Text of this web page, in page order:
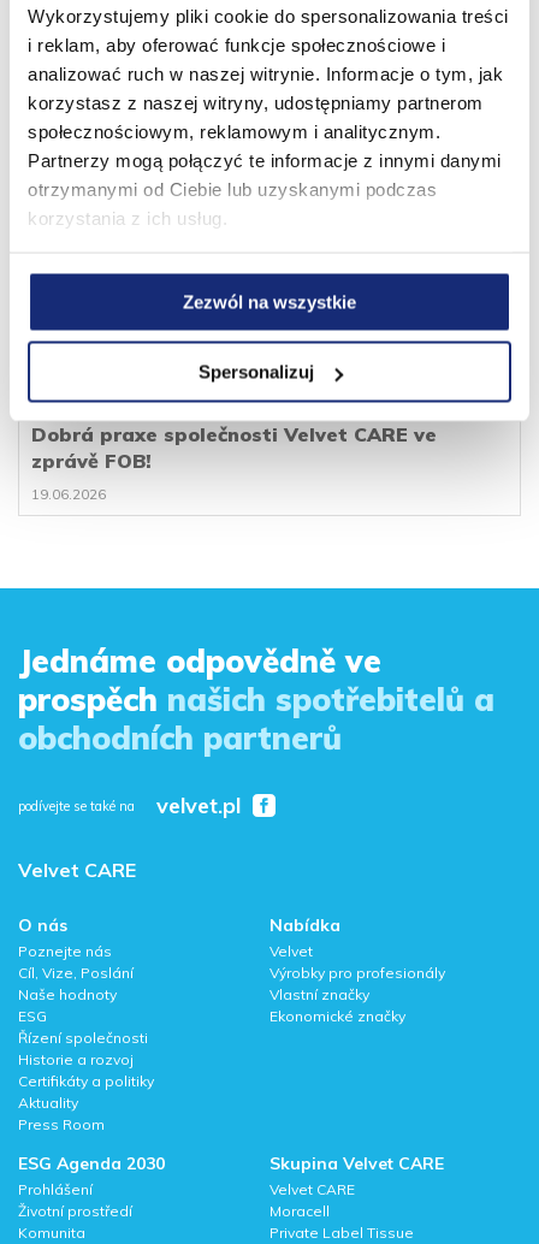
Wykorzystujemy pliki cookie do spersonalizowania treści
i reklam, aby oferować funkcje społecznościowe i
analizować ruch w naszej witrynie. Informacje o tym, jak
korzystasz z naszej witryny, udostępniamy partnerom
społecznościowym, reklamowym i analitycznym.
Partnerzy mogą połączyć te informacje z innymi danymi
otrzymanymi od Ciebie lub uzyskanymi podczas
korzystania z ich usług.
Zezwól na wszystkie
Spersonalizuj
13 let za námi. Nové obzory před námi!
01.08.2026
Dobrá praxe společnosti Velvet CARE ve
zprávě FOB!
19.06.2026
Jednáme odpovědně ve
prospěch našich spotřebitelů a
obchodních partnerů
podívejte se také na velvet.pl
Velvet CARE
O nás
Poznejte nás
Cíl, Vize, Poslání
Naše hodnoty
ESG
Řízení společnosti
Historie a rozvoj
Certifikáty a politiky
Aktuality
Press Room
Nabídka
Velvet
Výrobky pro profesionály
Vlastní značky
Ekonomické značky
ESG Agenda 2030
Prohlášení
Životní prostředí
Komunita
Skupina Velvet CARE
Velvet CARE
Moracell
Private Label Tissue